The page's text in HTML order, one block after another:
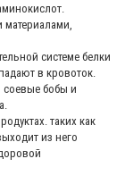
системе белки
в кровоток.
соевые бобы и
таких как
из него